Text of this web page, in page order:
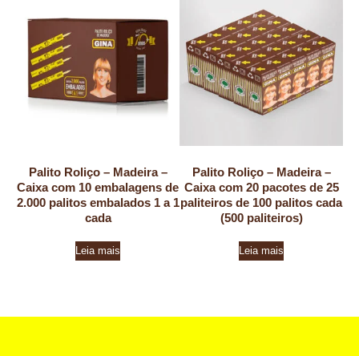
Palito Roliço – Madeira –
Caixa com 10 embalagens de
2.000 palitos embalados 1 a 1
cada
Leia mais
Palito Roliço – Madeira –
Caixa com 20 pacotes de 25
paliteiros de 100 palitos cada
(500 paliteiros)
Leia mais